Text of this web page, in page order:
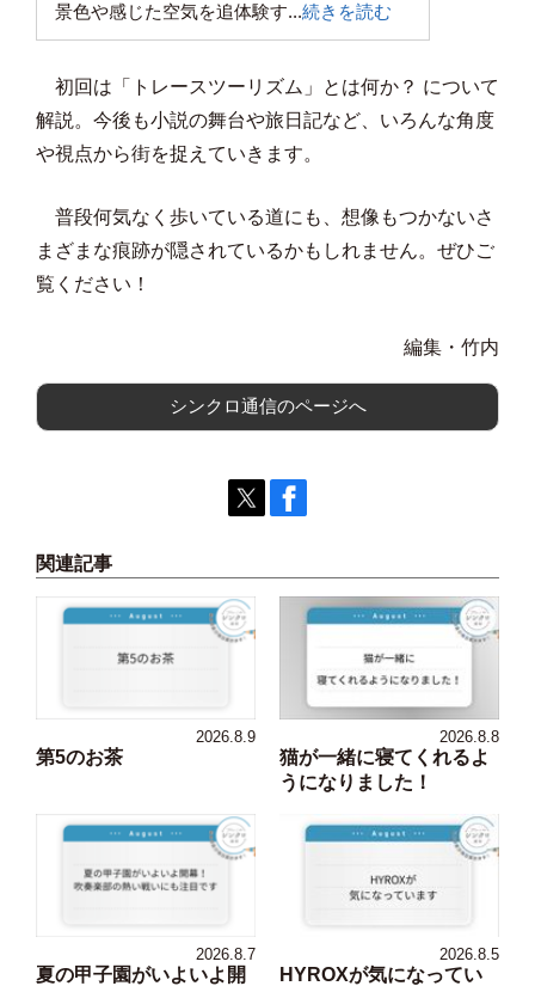
景色や感じた空気を追体験す...続きを読む
初回は「トレースツーリズム」とは何か？ について
解説。今後も小説の舞台や旅日記など、いろんな角度
や視点から街を捉えていきます。
普段何気なく歩いている道にも、想像もつかないさ
まざまな痕跡が隠されているかもしれません。ぜひご
覧ください！
編集・竹内
シンクロ通信のページへ
関連記事
2026.8.9
第5のお茶
2026.8.8
猫が一緒に寝てくれるよ
うになりました！
2026.8.7
夏の甲子園がいよいよ開
2026.8.5
HYROXが気になってい